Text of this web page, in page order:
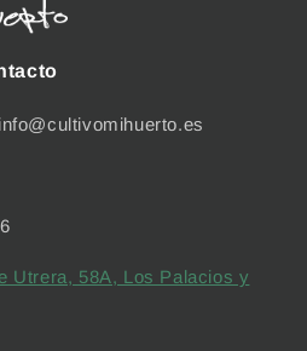
info@cultivomihuerto.es
Utrera, 58A, Los Palacios y